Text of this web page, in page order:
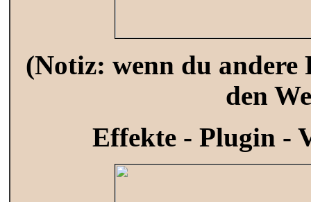
(Notiz: wenn du andere
den
Effekte - Plugin -